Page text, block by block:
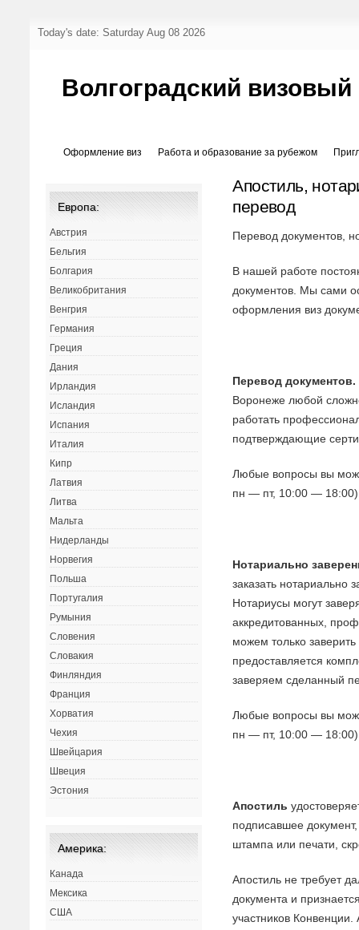
Today's date: Saturday Aug 08 2026
Волгоградский визовый
Оформление виз Работа и образование за рубежом
Апостиль,
перевод
Перевод документов,
В нашей работе
документов. Мы сами
оформления виз
Перевод документов.
Воронеже любой
работать
подтверждающие
Любые вопросы вы
пн — пт, 10:00 —
Нотариально
заказать нотариально
Нотариусы могут
аккредитованных,
можем только
предоставляется
заверяем сделанный
Любые вопросы вы
пн — пт, 10:00 —
Апостиль
подписавшее
штампа или печати,
Апостиль не требует
документа и
участников
Европа:
Австрия
Бельгия
Болгария
Великобритания
Венгрия
Германия
Греция
Дания
Ирландия
Исландия
Испания
Италия
Кипр
Латвия
Литва
Мальта
Нидерланды
Норвегия
Польша
Португалия
Румыния
Словения
Словакия
Финляндия
Франция
Хорватия
Чехия
Швейцария
Швеция
Эстония
Америка:
Канада
Мексика
США